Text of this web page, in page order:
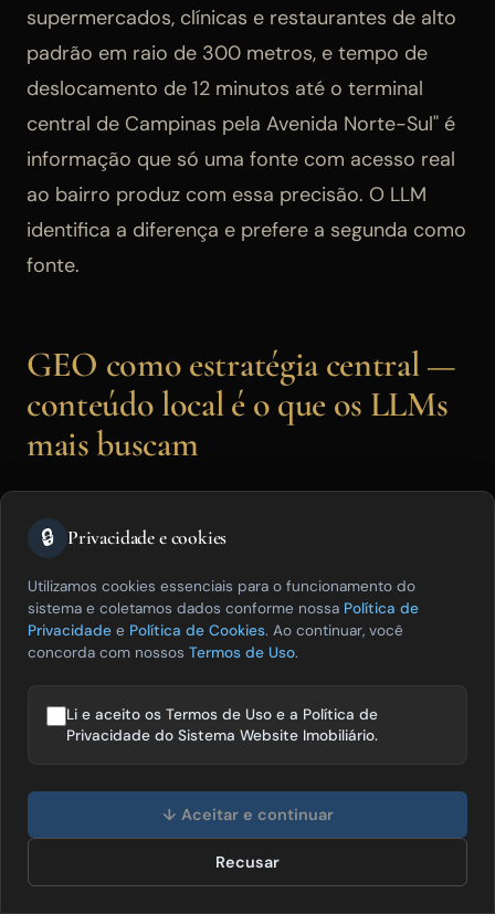
supermercados, clínicas e restaurantes de alto
padrão em raio de 300 metros, e tempo de
deslocamento de 12 minutos até o terminal
central de Campinas pela Avenida Norte-Sul" é
informação que só uma fonte com acesso real
ao bairro produz com essa precisão. O LLM
identifica a diferença e prefere a segunda como
fonte.
GEO como estratégia central —
conteúdo local é o que os LLMs
mais buscam
Resposta direta:
criar conteúdo altamente
contextualizado por localização
condomínios, microterritórios — com
genérica pode replicar com a mesma
precisão. Para aparecer nos LLMs, o
GEO é a estratégia de maior retorno
🔒 Privacidade e cookies
Utilizamos cookies essenciais para o funcionamento do
sistema e coletamos dados conforme nossa Política de
Privacidade e Política de Cookies. Ao continuar, você
concorda com nossos Termos de Uso.
Li e aceito os Termos de Uso e a Política de
Privacidade do Sistema Website Imobiliário.
↓ Aceitar e continuar
Recusar
imóveis? 😊